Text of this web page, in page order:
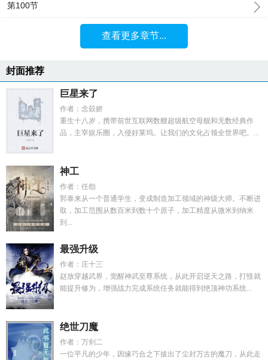
第100节
查看更多章节...
封面推荐
巨星来了
作者：念笯娇
重生十八岁，携带前世互联网数艘超级航空母舰和无数经典作
品，主宰娱乐圈，入侵好莱坞。让我们的文化占领全世界吧。...
神工
作者：任怨
郭泰来从一个普通学生，变成制造加工领域的神级大师。不断进
取，加工范围从数百米到数十个原子，加工精度从微米到纳米
到...
最强升级
作者：庄十三
赵放穿越武界，觉醒神武至尊系统，从此开启逆天之路，打怪就
能提升修为，增强战力完成系统任务就能得到绝顶神功系统...
绝世刀魔
作者：万剑二
一位平凡的少年，因缘巧合之下拔出了尘封万古的魔刀，从此走